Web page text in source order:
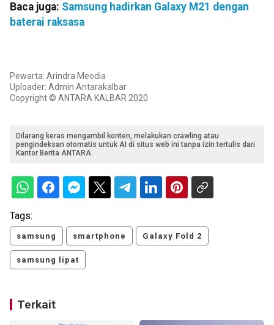
Baca juga: Samsung hadirkan Galaxy M21 dengan
baterai raksasa
Pewarta: Arindra Meodia
Uploader: Admin Antarakalbar
Copyright © ANTARA KALBAR 2020
Dilarang keras mengambil konten, melakukan crawling atau
pengindeksan otomatis untuk AI di situs web ini tanpa izin tertulis dari
Kantor Berita ANTARA.
Tags:
samsung smartphone Galaxy Fold 2
samsung lipat
Terkait